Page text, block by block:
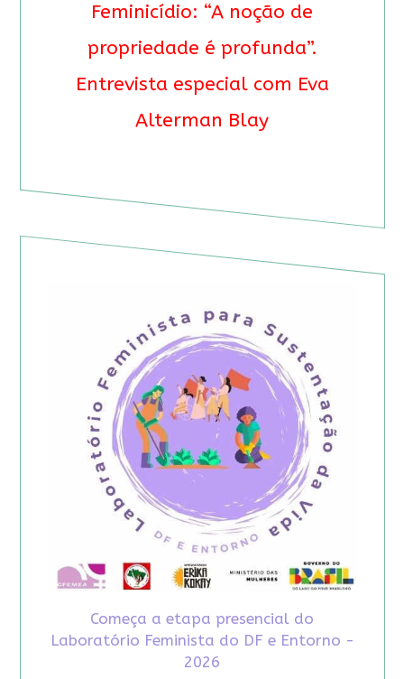
Feminicídio: “A noção de
propriedade é profunda”.
Entrevista especial com Eva
Alterman Blay
Começa a etapa presencial do
Laboratório Feminista do DF e Entorno -
2026